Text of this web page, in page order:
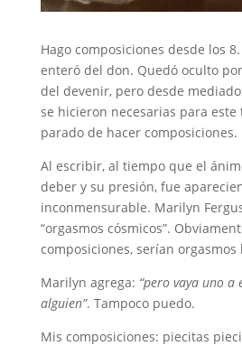
Hago composiciones desde los
enteró del don. Quedó oculto
del devenir, pero desde
se hicieron necesarias para
parado de hacer composiciones.
Al escribir, al tiempo que el
deber y su presión, fue
inconmensurable. Marilyn
“orgasmos cósmicos”.
composiciones, serían
Marilyn agrega: “pero vaya uno a
alguien”. Tampoco puedo.
Mis composiciones: piecitas